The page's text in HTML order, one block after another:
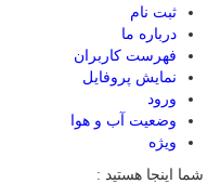
ثبت نام
درباره ما
فهرست کاربران
نمایش پروفایل
ورود
وضعیت آب و هوا
ویژه
شما اینجا هستید :